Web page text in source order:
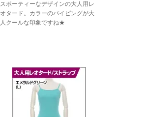
スポーティーなデザインの大人用レ
オタード。カラーのパイピングが大
人クールな印象ですね★